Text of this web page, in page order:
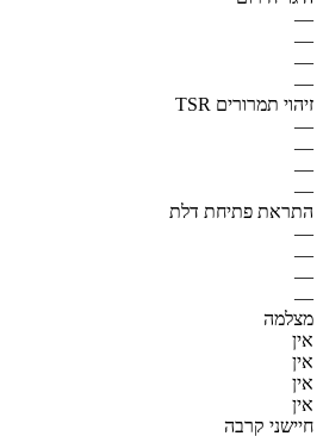
—
—
—
—
זיהוי תמרורים TSR
—
—
—
—
התראת פתיחת דלת
—
—
—
—
מצלמה
אין
אין
אין
אין
חיישני קרבה